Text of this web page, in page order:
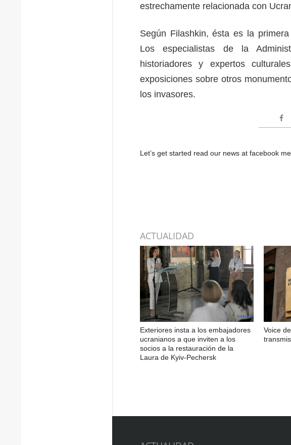
estrechamente relacionada con
Según Filashkin, ésta es la
Los especialistas de la
historiadores y expertos
exposiciones sobre otros
los invasores.
Let’s get started read our news at facebook
ACTUALIDAD
Exteriores insta a los embajadores
ucranianos a que inviten a los
socios a la restauración de la
Laura de Kyiv-Pechersk
Voice